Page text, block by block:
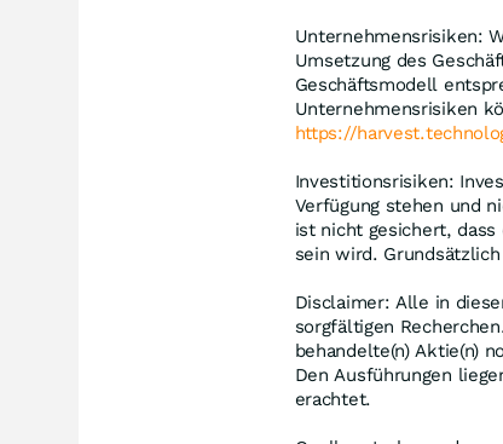
Unternehmensrisiken:
Umsetzung des
Geschäftsmodell
Unternehmensrisiken
https://
Investitionsrisiken:
Verfügung stehen und
ist nicht gesichert,
sein wird.
Disclaimer: Alle in
sorgfältigen
behandelte(n) Aktie(n)
Den Ausführungen
erachtet.